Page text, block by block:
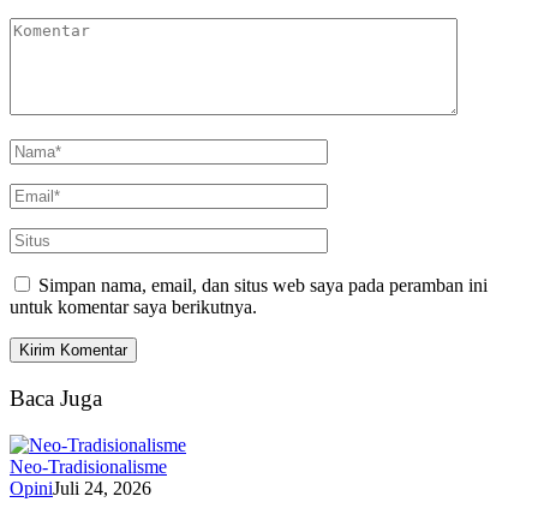
Simpan nama, email, dan situs web saya pada peramban ini
untuk komentar saya berikutnya.
Baca Juga
Neo-Tradisionalisme
OpiniJuli 24, 2026